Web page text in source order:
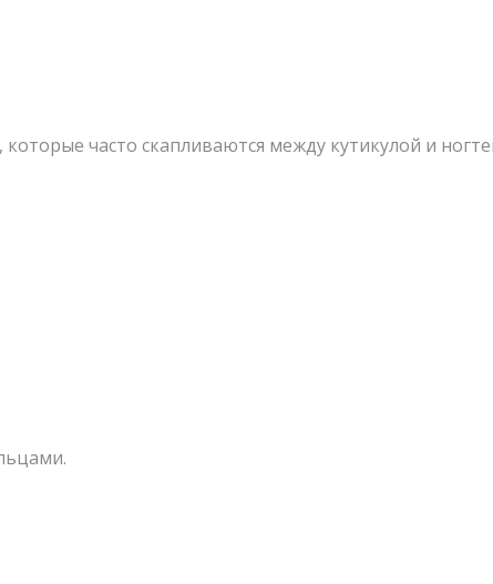
часто скапливаются между кутикулой и